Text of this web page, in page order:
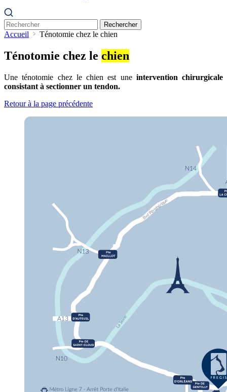
Rechercher
Accueil Ténotomie chez le chien
Ténotomie chez le chien
Une ténotomie chez le chien est uneintervention chirurgicale
consistant à sectionner un tendon.
Retour à la page précédente